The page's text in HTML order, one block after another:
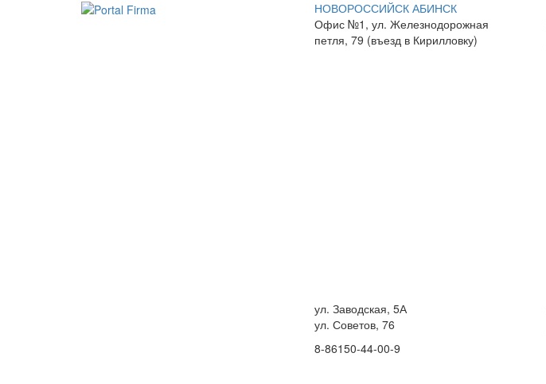
НОВОРОССИЙСК АБИНСК
Офис №1, ул. Железнодорожная
петля, 79 (въезд в Кирилловку)
ул. Заводская, 5А
ул. Советов, 76
8-86150-44-00-9